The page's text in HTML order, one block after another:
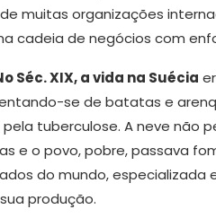
muitas organizações
cadeia de negócios com
Séc. XIX, a vida na Suécia
se de batatas e
tuberculose. A neve não
e o povo, pobre, passava
do mundo,
produção.